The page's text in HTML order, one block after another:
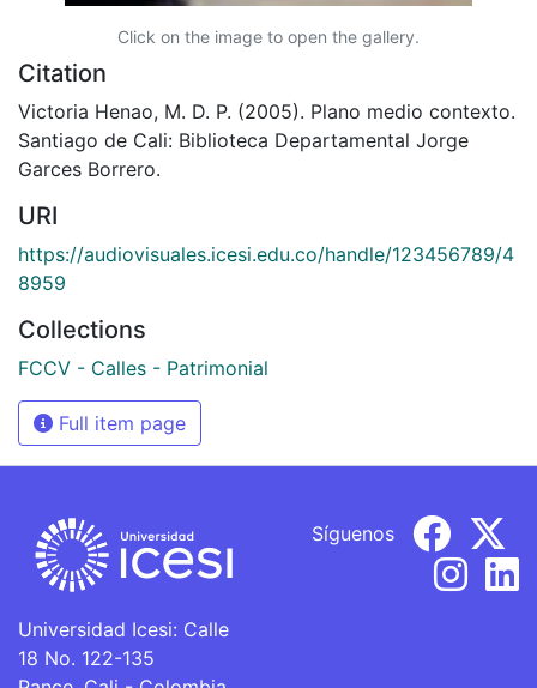
Click on the image to open the gallery.
Citation
Victoria Henao, M. D. P. (2005). Plano medio contexto.
Santiago de Cali: Biblioteca Departamental Jorge
Garces Borrero.
URI
https://audiovisuales.icesi.edu.co/handle/123456789/4
8959
Collections
FCCV - Calles - Patrimonial
Full item page
Universidad Icesi: Calle
18 No. 122-135
Síguenos